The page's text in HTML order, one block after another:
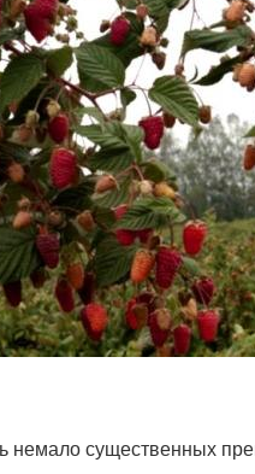
немало существенных